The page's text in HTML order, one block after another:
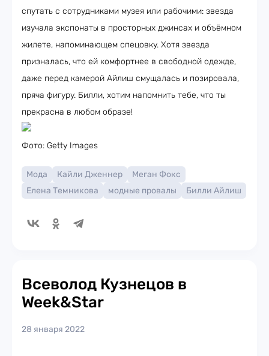
спутать с сотрудниками музея или рабочими: звезда
изучала экспонаты в просторных джинсах и объёмном
жилете, напоминающем спецовку. Хотя звезда
призналась, что ей комфортнее в свободной одежде,
даже перед камерой Айлиш смущалась и позировала,
пряча фигуру. Билли, хотим напомнить тебе, что ты
прекрасна в любом образе!
Фото: Getty Images
Мода Кайли Дженнер
Меган Фокс
Елена Темникова
модные провалы Билли Айлиш
Всеволод Кузнецов в
Week&Star
28 января 2022